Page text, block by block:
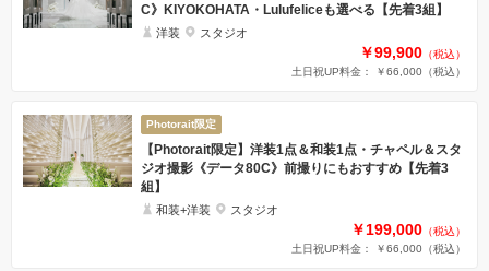
C》KIYOKOHATA・Lulufeliceも選べる【先着3組】
洋装 スタジオ
￥99,900 （税込）
土日祝UP料金： ￥66,000 （税込）
Photorait限定
【Photorait限定】洋装1点＆和装1点・チャペル＆スタ
ジオ撮影《データ80C》前撮りにもおすすめ【先着3
組】
和装+洋装 スタジオ
￥199,000 （税込）
土日祝UP料金： ￥66,000 （税込）